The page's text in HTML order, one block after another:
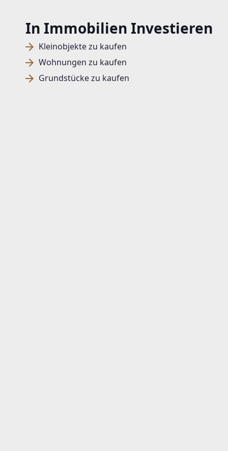
In Immobilien Investieren
Kleinobjekte zu kaufen
Wohnungen zu kaufen
Grundstücke zu kaufen